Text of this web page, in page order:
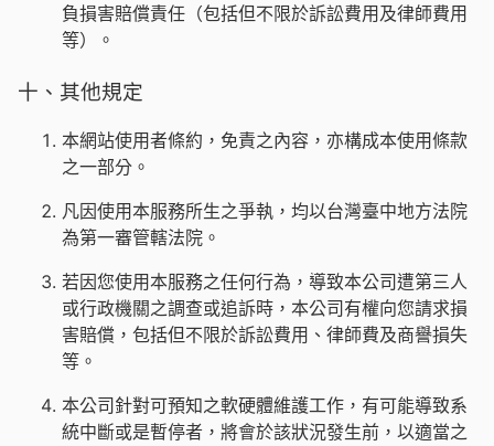
負損害賠償責任（包括但不限於訴訟費用及律師費用
等）。
十、其他規定
本網站使用者條約，免責之內容，亦構成本使用條款
之一部分。
凡因使用本服務所生之爭執，均以台灣臺中地方法院
為第一審管轄法院。
若因您使用本服務之任何行為，導致本公司遭第三人
或行政機關之調查或追訴時，本公司有權向您請求損
害賠償，包括但不限於訴訟費用、律師費及商譽損失
等。
本公司針對可預知之軟硬體維護工作，有可能導致系
統中斷或是暫停者，將會於該狀況發生前，以適當之